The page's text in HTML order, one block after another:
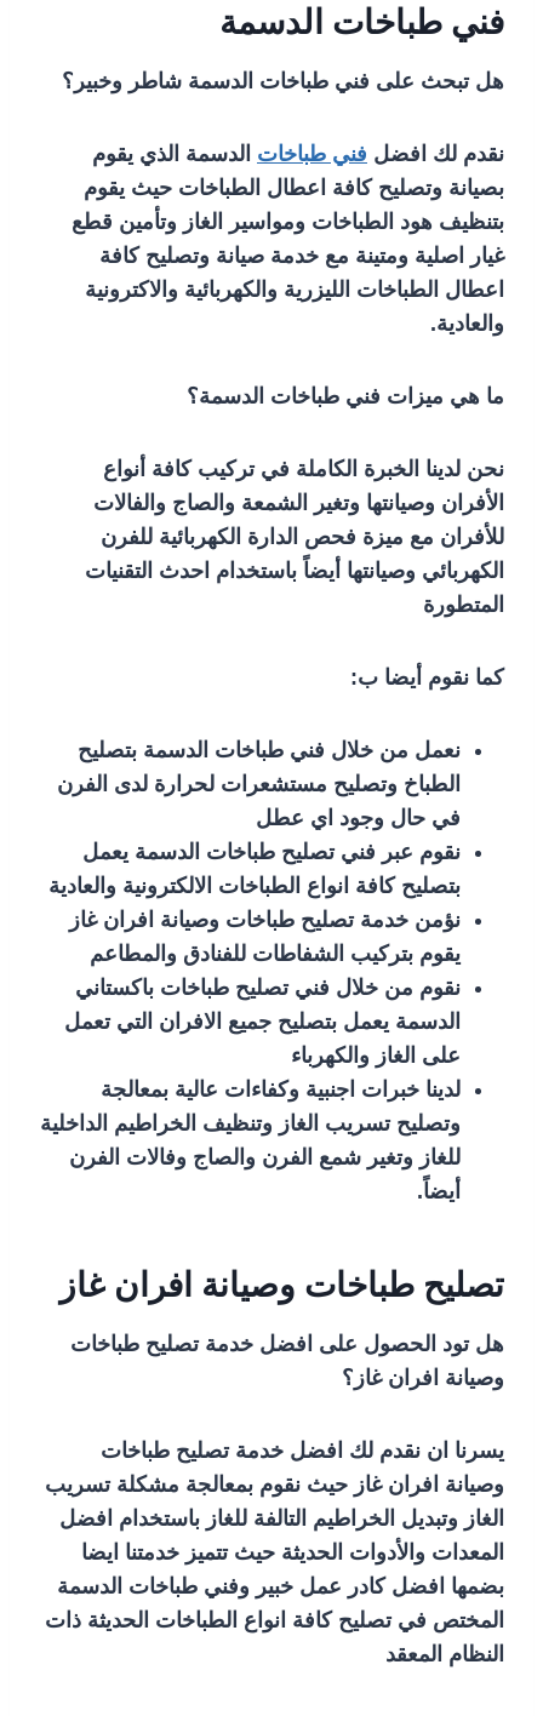
فني طباخات الدسمة
هل تبحث على فني طباخات الدسمة شاطر وخبير؟
نقدم لك افضل فني طباخات الدسمة الذي يقوم
بصيانة وتصليح كافة اعطال الطباخات حيث يقوم
بتنظيف هود الطباخات ومواسير الغاز وتأمين قطع
غيار اصلية ومتينة مع خدمة صيانة وتصليح كافة
اعطال الطباخات الليزرية والكهربائية والاكترونية
والعادية.
ما هي ميزات فني طباخات الدسمة؟
نحن لدينا الخبرة الكاملة في تركيب كافة أنواع
الأفران وصيانتها وتغير الشمعة والصاج والفالات
للأفران مع ميزة فحص الدارة الكهربائية للفرن
الكهربائي وصيانتها أيضاً باستخدام احدث التقنيات
المتطورة
كما نقوم أيضا ب:
نعمل من خلال فني طباخات الدسمة بتصليح
الطباخ وتصليح مستشعرات لحرارة لدى الفرن
في حال وجود اي عطل
نقوم عبر فني تصليح طباخات الدسمة يعمل
بتصليح كافة انواع الطباخات الالكترونية والعادية
نؤمن خدمة تصليح طباخات وصيانة افران غاز
يقوم بتركيب الشفاطات للفنادق والمطاعم
نقوم من خلال فني تصليح طباخات باكستاني
الدسمة يعمل بتصليح جميع الافران التي تعمل
على الغاز والكهرباء
لدينا خبرات اجنبية وكفاءات عالية بمعالجة
وتصليح تسريب الغاز وتنظيف الخراطيم الداخلية
للغاز وتغير شمع الفرن والصاج وفالات الفرن
أيضاً.
تصليح طباخات وصيانة افران غاز
هل تود الحصول على افضل خدمة تصليح طباخات
وصيانة افران غاز؟
يسرنا ان نقدم لك افضل خدمة تصليح طباخات
وصيانة افران غاز حيث نقوم بمعالجة مشكلة تسريب
الغاز وتبديل الخراطيم التالفة للغاز باستخدام افضل
المعدات والأدوات الحديثة حيث تتميز خدمتنا ايضا
بضمها افضل كادر عمل خبير وفني طباخات الدسمة
المختص في تصليح كافة انواع الطباخات الحديثة ذات
النظام المعقد